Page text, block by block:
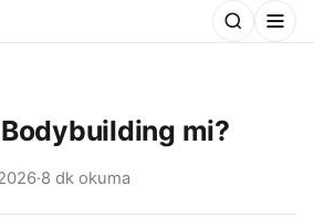
mi?
·8 dk okuma